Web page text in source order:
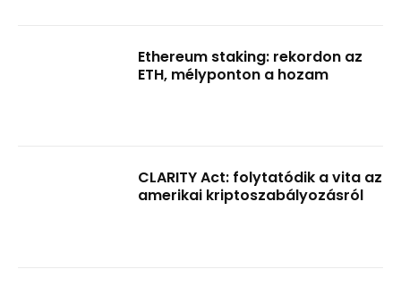
Ethereum staking: rekordon az
ETH, mélyponton a hozam
CLARITY Act: folytatódik a vita az
amerikai kriptoszabályozásról